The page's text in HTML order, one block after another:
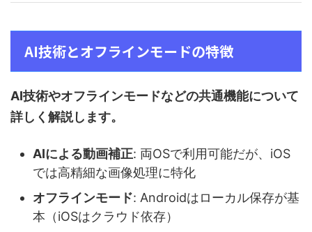
AI技術とオフラインモードの特徴
AI技術やオフラインモードなどの共通機能について
詳しく解説します。
AIによる動画補正: 両OSで利用可能だが、iOS
では高精細な画像処理に特化
オフラインモード: Androidはローカル保存が基
本（iOSはクラウド依存）